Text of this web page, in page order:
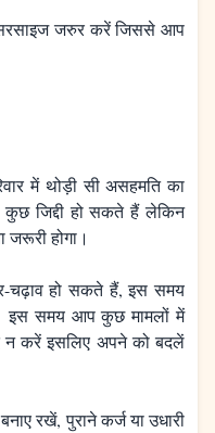
जरुर करें जिससे आप
में थोड़ी सी असहमति का
जिद्दी हो सकते हैं लेकिन
होगा।
हो सकते हैं, इस समय
इस समय आप कुछ मामलों में
न करें इसलिए अपने को बदलें
रखें, पुराने कर्ज या उधारी